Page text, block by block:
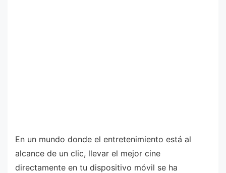
En un mundo donde el entretenimiento está al
alcance de un clic, llevar el mejor cine
directamente en tu dispositivo móvil se ha